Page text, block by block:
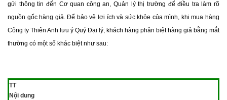
gửi thông tin đến Cơ quan công an, Quản lý thị trường để điều tra làm rõ
nguồn gốc hàng giả. Để bảo vệ lợi ích và sức khỏe của mình, khi mua hàng
Công ty Thiên Anh lưu ý Quý Đại lý, khách hàng phân biệt hàng giả bằng mắt
thường có một số khác biệt như sau:
TT
Nội dung